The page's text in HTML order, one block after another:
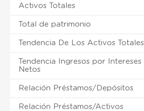
Activos Totales
Total de patrimonio
Tendencia De Los Activos Totales
Tendencia Ingresos por Intereses
Netos
Relación Préstamos/Depósitos
Relación Préstamos/Activos